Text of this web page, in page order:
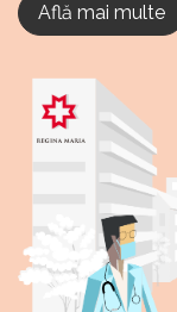
Află mai multe